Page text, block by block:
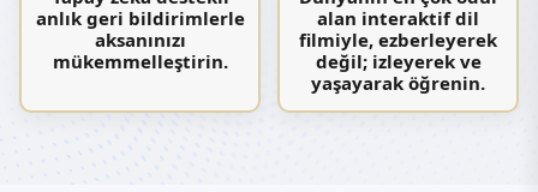
anlık geri bildirimlerle
aksanınızı
mükemmelleştirin.
alan interaktif dil
filmiyle, ezberleyerek
değil; izleyerek ve
yaşayarak öğrenin.